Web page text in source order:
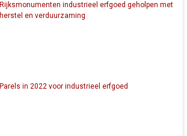
Rijksmonumenten industrieel erfgoed geholpen met
herstel en verduurzaming
Parels in 2022 voor industrieel erfgoed